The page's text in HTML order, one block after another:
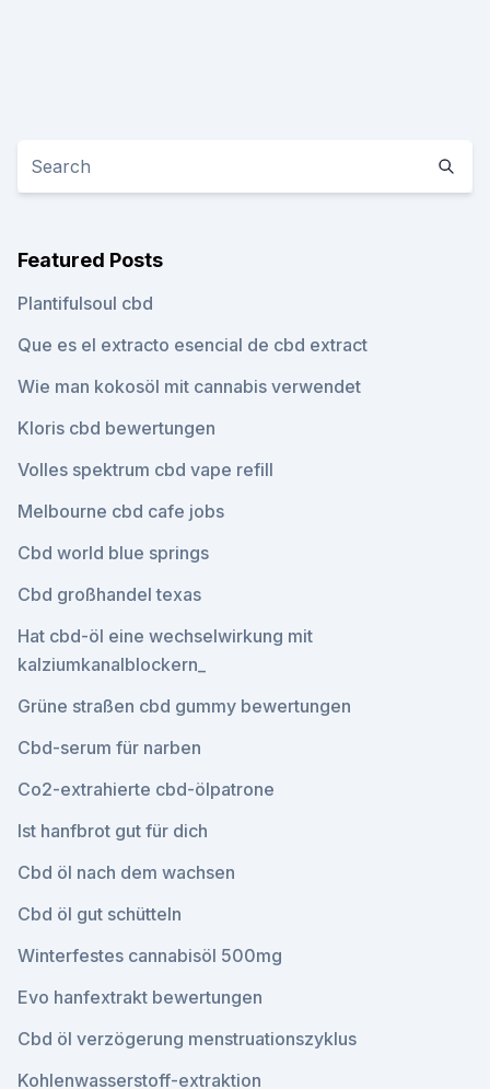
Featured Posts
Plantifulsoul cbd
Que es el extracto esencial de cbd extract
Wie man kokosöl mit cannabis verwendet
Kloris cbd bewertungen
Volles spektrum cbd vape refill
Melbourne cbd cafe jobs
Cbd world blue springs
Cbd großhandel texas
Hat cbd-öl eine wechselwirkung mit
kalziumkanalblockern_
Grüne straßen cbd gummy bewertungen
Cbd-serum für narben
Co2-extrahierte cbd-ölpatrone
Ist hanfbrot gut für dich
Cbd öl nach dem wachsen
Cbd öl gut schütteln
Winterfestes cannabisöl 500mg
Evo hanfextrakt bewertungen
Cbd öl verzögerung menstruationszyklus
Kohlenwasserstoff-extraktion